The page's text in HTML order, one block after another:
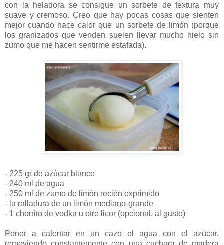
con la heladora se consigue un sorbete de textura muy
suave y cremoso. Creo que hay pocas cosas que sienten
mejor cuando hace calor que un sorbete de limón (porque
los granizados que venden suelen llevar mucho hielo sin
zumo que me hacen sentirme estafada).
- 225 gr de azúcar blanco
- 240 ml de agua
- 250 ml de zumo de limón recién exprimido
- la ralladura de un limón mediano-grande
- 1 chorrito de vodka u otro licor (opcional, al gusto)
Poner a calentar en un cazo el agua con el azúcar,